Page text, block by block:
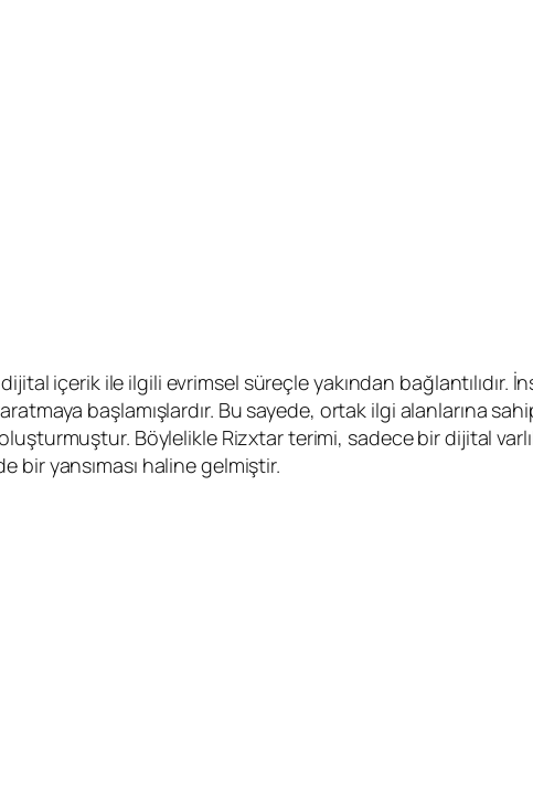
içerik ile ilgili evrimsel süreçle yakından bağlantılıdır.
başlamışlardır. Bu sayede, ortak ilgi alanlarına
Böylelikle Rizxtar terimi, sadece bir dijital
bir yansıması haline gelmiştir.